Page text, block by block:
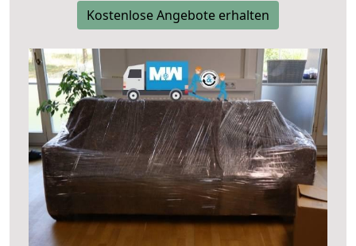
Kostenlose Angebote erhalten